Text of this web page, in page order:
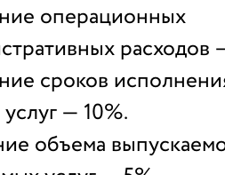
операционных
расходов
сроков
— 10%.
объема